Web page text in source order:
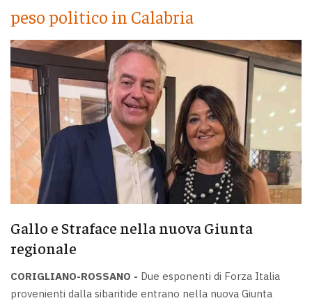
peso politico in Calabria
Gallo e Straface nella nuova Giunta
regionale
CORIGLIANO-ROSSANO - Due esponenti di Forza Italia
provenienti dalla sibaritide entrano nella nuova Giunta